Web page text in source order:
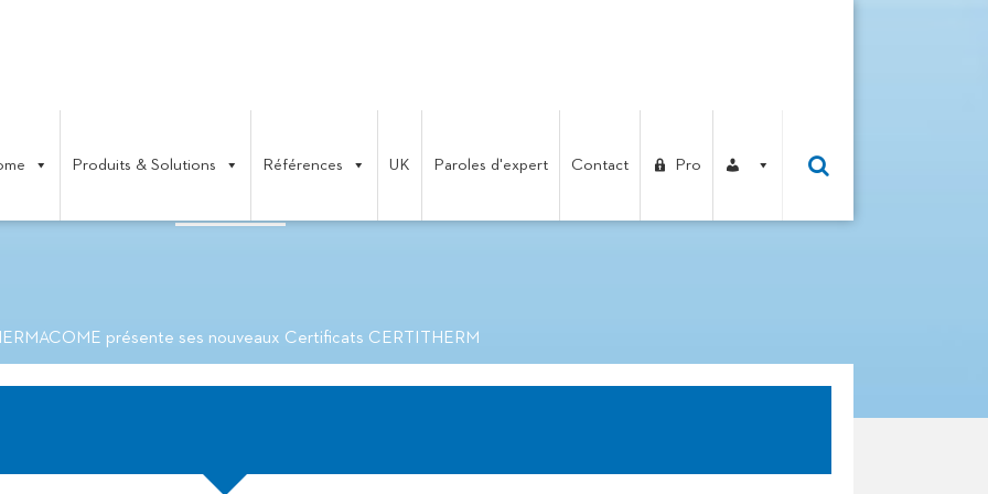
Produits & Solutions Références UK Paroles d'expert Contact Pro
présente ses nouveaux Certificats CERTITHERM